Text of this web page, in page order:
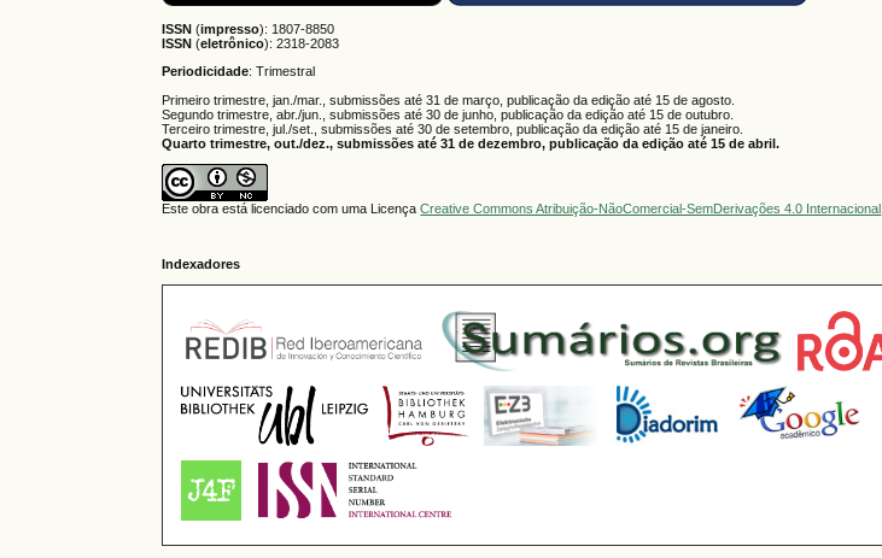
ISSN (impresso): 1807-8850
ISSN (eletrônico):2318-2083
Periodicidade: Trimestral
Primeiro trimestre, jan./mar., submissões até 31 de março, publicação da edição até 15 de agosto.
Segundo trimestre, abr./jun., submissões até 30 de junho, publicação da edição até 15 de outubro.
Terceiro trimestre, jul./set., submissões até 30 de setembro, publicação da edição até 15 de janeiro.
Quarto trimestre, out./dez., submissões até 31 de dezembro, publicação da edição até 15 de abril.
Este obra está licenciado com uma LicençaCreative Commons Atribuição-NãoComercial-SemDerivações 4.0 Internacional
Indexadores